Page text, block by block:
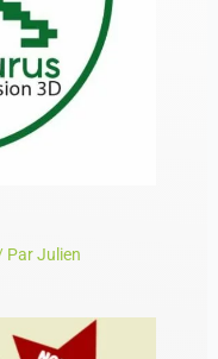
ParJulien